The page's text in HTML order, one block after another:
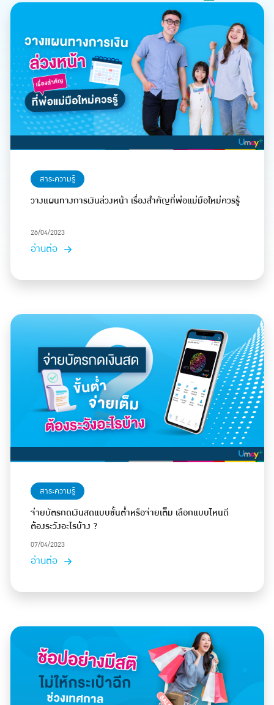
สาระความรู้
วางแผนทางการเงินล่วงหน้า เรื่องสำคัญที่พ่อแม่มือใหม่ควรรู้
26/04/2023
อ่านต่อ
สาระความรู้
จ่ายบัตรกดเงินสดแบบขั้นต่ำหรือจ่ายเต็ม เลือกแบบไหนดี
ต้องระวังอะไรบ้าง ?
07/04/2023
อ่านต่อ